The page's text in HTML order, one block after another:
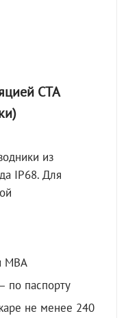
СТА
из
IP68. Для
МВА
по паспорту
не менее 240